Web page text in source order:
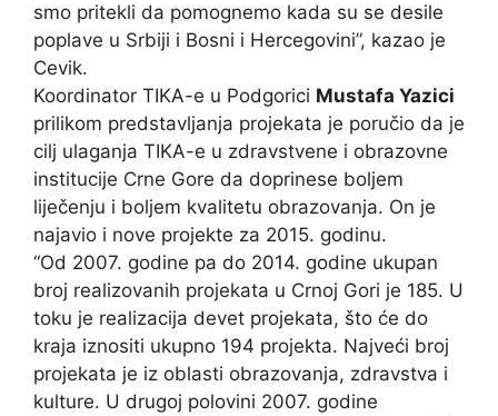
smo pritekli da pomognemo kada su se desile
poplave u Srbiji i Bosni i Hercegovini”, kazao je
Cevik.
Koordinator TIKA-e u Podgorici Mustafa Yazici
prilikom predstavljanja projekata je poručio da je
cilj ulaganja TIKA-e u zdravstvene i obrazovne
institucije Crne Gore da doprinese boljem
liječenju i boljem kvalitetu obrazovanja. On je
najavio i nove projekte za 2015. godinu.
“Od 2007. godine pa do 2014. godine ukupan
broj realizovanih projekata u Crnoj Gori je 185. U
toku je realizacija devet projekata, što će do
kraja iznositi ukupno 194 projekta. Najveći broj
projekata je iz oblasti obrazovanja, zdravstva i
kulture. U drugoj polovini 2007. godine